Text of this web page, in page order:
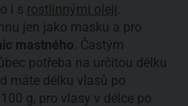
i s rostlinnými oleji
jen jako masku a pro
mastného . Častým
potřeba na určitou délku
máte délku vlasů po
g, pro vlasy v délce po